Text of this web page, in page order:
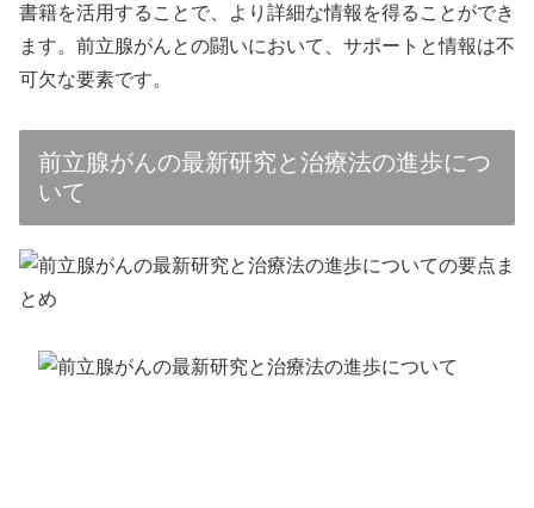
書籍を活用することで、より詳細な情報を得ることができ
ます。前立腺がんとの闘いにおいて、サポートと情報は不
可欠な要素です。
前立腺がんの最新研究と治療法の進歩につ
いて